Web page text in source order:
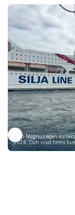
Från Magnus egen
2024. Och visst finns